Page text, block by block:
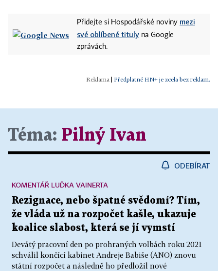
Přidejte si Hospodářské noviny mezi
své oblíbené tituly na Google
zprávách.
Předplatné HN+ je zcela bez reklam.
Téma: Pilný Ivan
ODEBÍRAT
Rezignace, nebo špatné svědomí? Tím,
že vláda už na rozpočet kašle, ukazuje
koalice slabost, která se jí vymstí
Devátý pracovní den po prohraných volbách roku 2021
schválil končící kabinet Andreje Babiše (ANO) znovu
státní rozpočet a následně ho předložil nové
KOMENTÁŘ LUĎKA VAINERTA